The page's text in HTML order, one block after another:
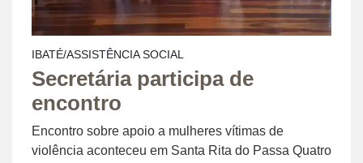
IBATÉ/ASSISTÊNCIA SOCIAL
Secretária participa de
encontro
Encontro sobre apoio a mulheres vítimas de
violência aconteceu em Santa Rita do Passa Quatro